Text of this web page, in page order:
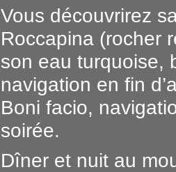
Vous découvrirez
Roccapina (rocher
son eau turquoise,
navigation en fin
Boni facio,
soirée.
Dîner et nuit au